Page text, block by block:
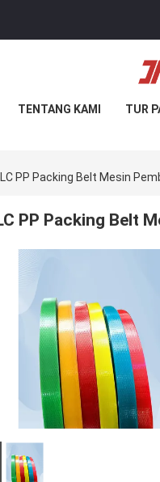
TENTANG KAMI TUR
PP Packing Belt Mesin
PP Packing Belt